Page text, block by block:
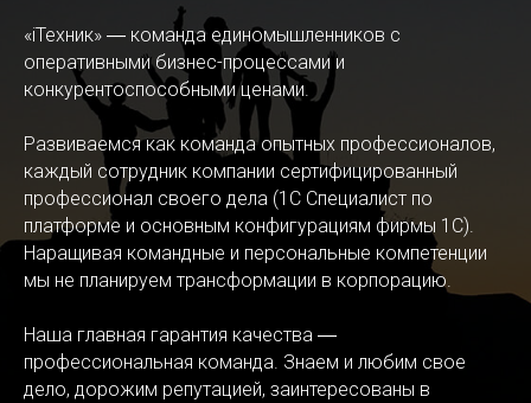
«iТехник» ― команда единомышленников с
оперативными бизнес-процессами и
конкурентоспособными ценами.
Развиваемся как команда опытных профессионалов,
каждый сотрудник компании сертифицированный
профессионал своего дела (1С Специалист по
платформе и основным конфигурациям фирмы 1С).
Наращивая командные и персональные компетенции
мы не планируем трансформации в корпорацию.
Наша главная гарантия качества ―
профессиональная команда. Знаем и любим свое
дело, дорожим репутацией, заинтересованы в